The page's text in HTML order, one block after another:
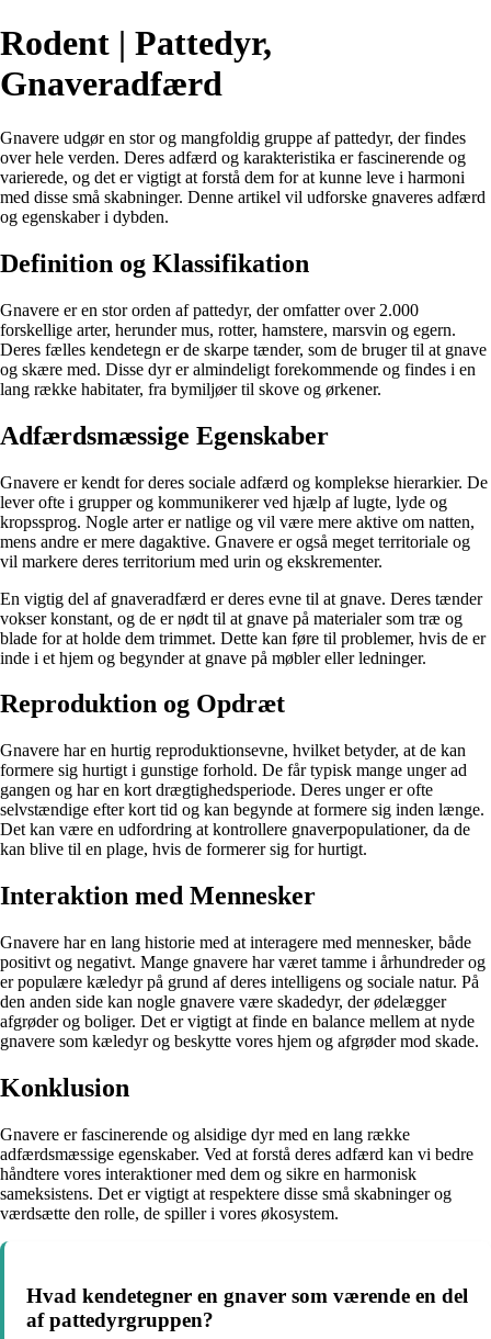
Rodent | Pattedyr,
Gnaveradfærd
Gnavere udgør en stor og mangfoldig gruppe af pattedyr, der findes
over hele verden. Deres adfærd og karakteristika er fascinerende og
varierede, og det er vigtigt at forstå dem for at kunne leve i harmoni
med disse små skabninger. Denne artikel vil udforske gnaveres adfærd
og egenskaber i dybden.
Definition og Klassifikation
Gnavere er en stor orden af pattedyr, der omfatter over 2.000
forskellige arter, herunder mus, rotter, hamstere, marsvin og egern.
Deres fælles kendetegn er de skarpe tænder, som de bruger til at gnave
og skære med. Disse dyr er almindeligt forekommende og findes i en
lang række habitater, fra bymiljøer til skove og ørkener.
Adfærdsmæssige Egenskaber
Gnavere er kendt for deres sociale adfærd og komplekse hierarkier. De
lever ofte i grupper og kommunikerer ved hjælp af lugte, lyde og
kropssprog. Nogle arter er natlige og vil være mere aktive om natten,
mens andre er mere dagaktive. Gnavere er også meget territoriale og
vil markere deres territorium med urin og ekskrementer.
En vigtig del af gnaveradfærd er deres evne til at gnave. Deres tænder
vokser konstant, og de er nødt til at gnave på materialer som træ og
blade for at holde dem trimmet. Dette kan føre til problemer, hvis de er
inde i et hjem og begynder at gnave på møbler eller ledninger.
Reproduktion og Opdræt
Gnavere har en hurtig reproduktionsevne, hvilket betyder, at de kan
formere sig hurtigt i gunstige forhold. De får typisk mange unger ad
gangen og har en kort drægtighedsperiode. Deres unger er ofte
selvstændige efter kort tid og kan begynde at formere sig inden længe.
Det kan være en udfordring at kontrollere gnaverpopulationer, da de
kan blive til en plage, hvis de formerer sig for hurtigt.
Interaktion med Mennesker
Gnavere har en lang historie med at interagere med mennesker, både
positivt og negativt. Mange gnavere har været tamme i århundreder og
er populære kæledyr på grund af deres intelligens og sociale natur. På
den anden side kan nogle gnavere være skadedyr, der ødelægger
afgrøder og boliger. Det er vigtigt at finde en balance mellem at nyde
gnavere som kæledyr og beskytte vores hjem og afgrøder mod skade.
Konklusion
Gnavere er fascinerende og alsidige dyr med en lang række
adfærdsmæssige egenskaber. Ved at forstå deres adfærd kan vi bedre
håndtere vores interaktioner med dem og sikre en harmonisk
sameksistens. Det er vigtigt at respektere disse små skabninger og
værdsætte den rolle, de spiller i vores økosystem.
Hvad kendetegner en gnaver som værende en del
af pattedyrgruppen?